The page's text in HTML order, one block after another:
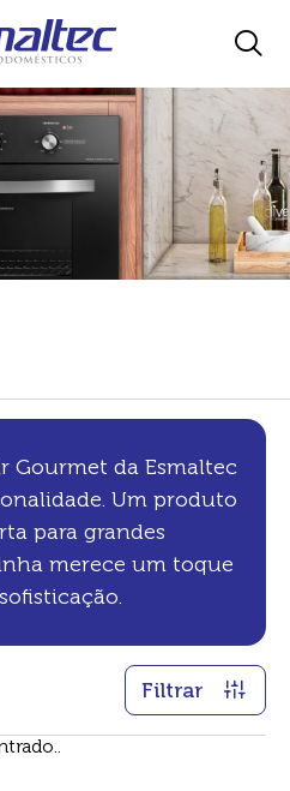
Gourmet da Esmaltec
Um produto
para grandes
merece um toque
Filtrar